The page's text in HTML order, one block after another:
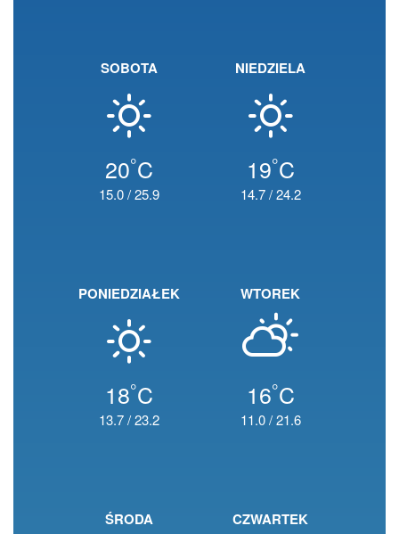
SOBOTA
20°C
15.0/25.9
NIEDZIELA
19°C
14.7/24.2
PONIEDZIAŁEK
18°C
13.7/23.2
WTOREK
16°C
11.0/21.6
ŚRODA CZWARTEK